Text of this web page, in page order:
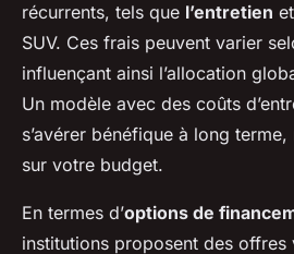
récurrents, tels que l’entretien
SUV. Ces frais peuvent varier
influençant ainsi l’allocation
Un modèle avec des coûts
s’avérer bénéfique à long
sur votre budget.
En termes d’options de
institutions proposent des offres